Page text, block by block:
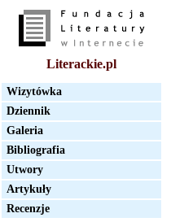
Literackie.pl
Wizytówka
Dziennik
Galeria
Bibliografia
Utwory
Artykuły
Recenzje